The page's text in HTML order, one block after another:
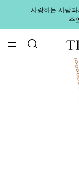
사랑하는 사람
주